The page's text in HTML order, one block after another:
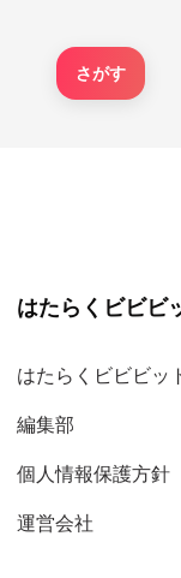
さがす
はたらくビビビ
はたらくビビビッ
編集部
個人情報保護方針
運営会社